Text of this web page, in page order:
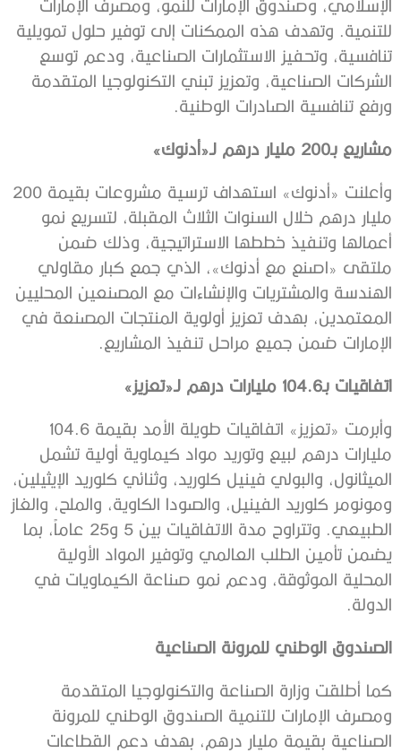
الإسلامي، وصندوق الإمارات للنمو، ومصرف الإمارات
للتنمية. وتهدف هذه الممكنات إلى توفير حلول تمويلية
تنافسية، وتحفيز الاستثمارات الصناعية، ودعم توسع
الشركات الصناعية، وتعزيز تبني التكنولوجيا المتقدمة
ورفع تنافسية الصادرات الوطنية.
مشاريع بـ200 مليار درهم لـ«أدنوك»
وأعلنت «أدنوك» استهداف ترسية مشروعات بقيمة 200
مليار درهم خلال السنوات الثلاث المقبلة، لتسريع نمو
أعمالها وتنفيذ خططها الاستراتيجية، وذلك ضمن
ملتقى «اصنع مع أدنوك»، الذي جمع كبار مقاولي
الهندسة والمشتريات والإنشاءات مع المصنعين المحليين
المعتمدين، بهدف تعزيز أولوية المنتجات المصنعة في
الإمارات ضمن جميع مراحل تنفيذ المشاريع.
اتفاقيات بـ104.6 مليارات درهم لـ«تعزيز»
وأبرمت «تعزيز» اتفاقيات طويلة الأمد بقيمة 104.6
مليارات درهم لبيع وتوريد مواد كيماوية أولية تشمل
الميثانول، والبولي فينيل كلوريد، وثنائي كلوريد الإيثيلين،
ومونومر كلوريد الفينيل، والصودا الكاوية، والملح، والغاز
الطبيعي. وتتراوح مدة الاتفاقيات بين 5 و25 عاماً، بما
يضمن تأمين الطلب العالمي وتوفير المواد الأولية
المحلية الموثوقة، ودعم نمو صناعة الكيماويات في
الدولة.
الصندوق الوطني للمرونة الصناعية
كما أطلقت وزارة الصناعة والتكنولوجيا المتقدمة
ومصرف الإمارات للتنمية الصندوق الوطني للمرونة
الصناعية بقيمة مليار درهم، بهدف دعم القطاعات